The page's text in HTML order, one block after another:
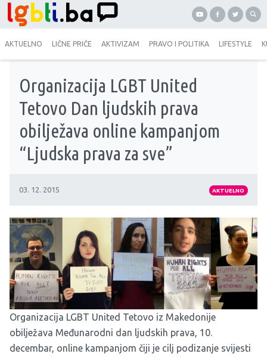
AKTUELNO LIČNE PRIČE AKTIVIZAM PRAVO I POLITIKA LIFESTYLE
Organizacija LGBT United
Tetovo Dan ljudskih prava
obilježava online kampanjom
“Ljudska prava za sve”
03. 12. 2015 AKTUELNO
Organizacija LGBT United Tetovo iz Makedonije
obilježava Međunarodni dan ljudskih prava, 10.
decembar, online kampanjom čiji je cilj podizanje svijesti